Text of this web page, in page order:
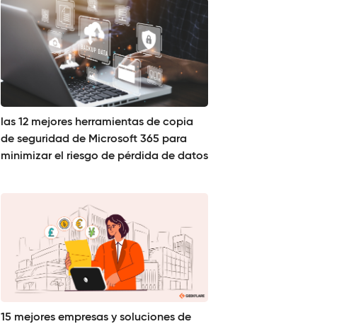
las 12 mejores herramientas de copia
de seguridad de Microsoft 365 para
minimizar el riesgo de pérdida de datos
15 mejores empresas y soluciones de